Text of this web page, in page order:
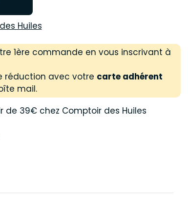
Huiles
1ère commande en vous inscrivant à
réduction avec votre carte adhérent
mail.
de 39€ chez Comptoir des Huiles